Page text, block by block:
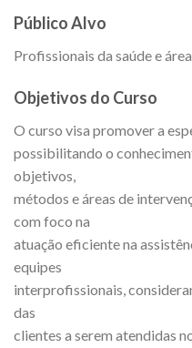
Público Alvo
Profissionais da saúde e
Objetivos do Curso
O curso visa promover a
possibilitando o
objetivos,
métodos e áreas de
com foco na
atuação eficiente na
equipes
interprofissionais,
das
clientes a serem atendidas